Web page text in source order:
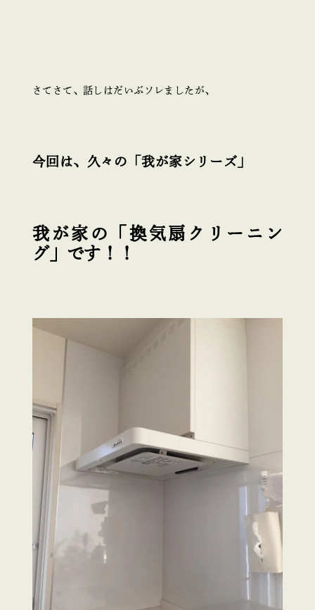
さてさて、話しはだいぶソレましたが、
今回は、久々の「我が家シリーズ」
我が家の「換気扇クリーニン
グ」です！！